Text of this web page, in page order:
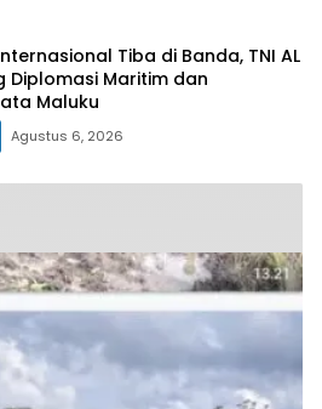
Tiba di Banda, TNI AL
Diplomasi Maritim dan
Maluku
Agustus 6, 2026